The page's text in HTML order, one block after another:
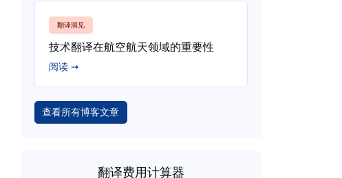
翻译洞见
技术翻译在航空航天领域的重要性
阅读 ➞
查看所有博客文章
翻译费用计算器